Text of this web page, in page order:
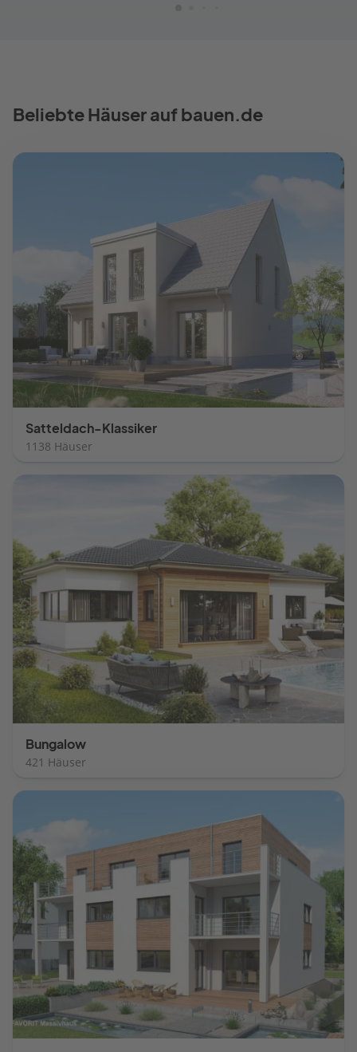
Beliebte Häuser auf bauen.de
Satteldach-Klassiker
1138 Häuser
Bungalow
421 Häuser